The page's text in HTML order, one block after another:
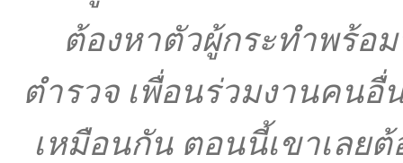
ต้องหาตัวผู้กระทำพร้อ
ตำรวจ เพื่อนร่วมงานคนอื่
เหมือนกัน ตอนนี้เขาเลย